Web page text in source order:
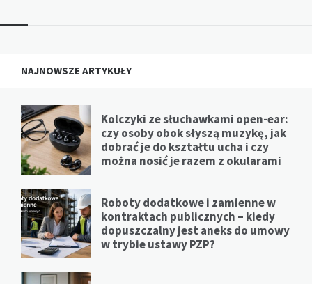
NAJNOWSZE ARTYKUŁY
Kolczyki ze słuchawkami open-ear:
czy osoby obok słyszą muzykę, jak
dobrać je do kształtu ucha i czy
można nosić je razem z okularami
Roboty dodatkowe i zamienne w
kontraktach publicznych – kiedy
dopuszczalny jest aneks do umowy
w trybie ustawy PZP?